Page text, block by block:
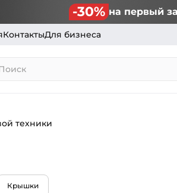
-30% на первый
КонтактыДля бизнеса
техники
Крышки